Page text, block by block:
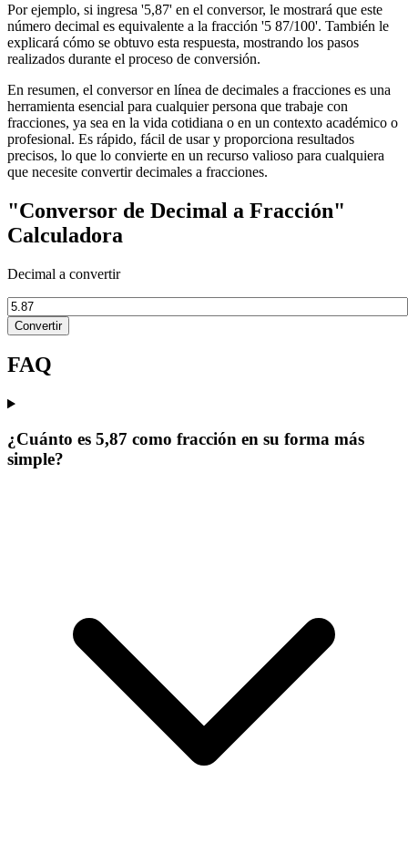
Por ejemplo, si ingresa '5,87' en el conversor, le mostrará que este
número decimal es equivalente a la fracción '5 87/100'. También le
explicará cómo se obtuvo esta respuesta, mostrando los pasos
realizados durante el proceso de conversión.
En resumen, el conversor en línea de decimales a fracciones es una
herramienta esencial para cualquier persona que trabaje con
fracciones, ya sea en la vida cotidiana o en un contexto académico o
profesional. Es rápido, fácil de usar y proporciona resultados
precisos, lo que lo convierte en un recurso valioso para cualquiera
que necesite convertir decimales a fracciones.
"Conversor de Decimal a Fracción"
Calculadora
Decimal a convertir
Convertir
FAQ
¿Cuánto es 5,87 como fracción en su forma más
simple?